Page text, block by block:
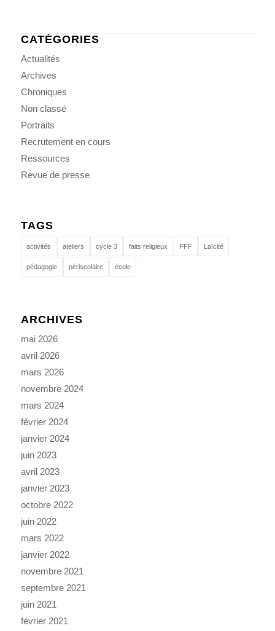
CATÉGORIES
Actualités
Archives
Chroniques
Non classé
Portraits
Recrutement en cours
Ressources
Revue de presse
TAGS
activités ateliers cycle 3 faits religieux FFF Laïcité
pédagogie périscolaire école
ARCHIVES
mai 2026
avril 2026
mars 2026
novembre 2024
mars 2024
février 2024
janvier 2024
juin 2023
avril 2023
janvier 2023
octobre 2022
juin 2022
mars 2022
janvier 2022
novembre 2021
septembre 2021
juin 2021
février 2021